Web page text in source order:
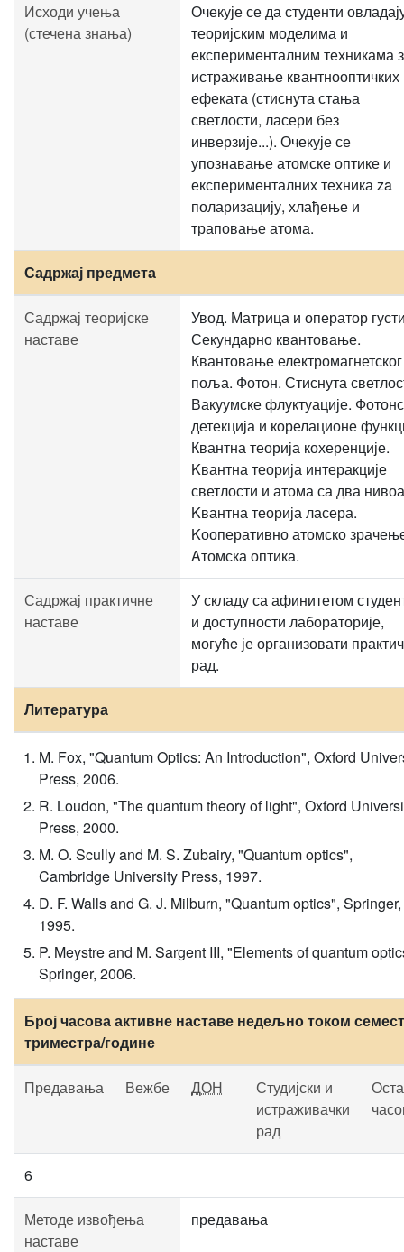
Исходи учења
(стечена знања)
Очекује се да студенти
теоријским моделима и
експерименталним техникама
истраживање квантнооптичких
ефеката (стиснута стања
светлости, ласери без
инверзије...). Очекује се
упознавање атомске оптике и
експерименталних техника za
поларизацију, хлађење и
траповање атома.
Садржај предмета
Садржај теоријске
наставе
Увод. Матрица и оператор
Секундарно квантовање.
Квантовање електромагнетског
поља. Фотон. Стиснута
Вакуумске флуктуације.
детекција и корелационе
Квантна теорија кохеренције.
Kвантна теорија интеракције
светлости и атома са два
Kвантна теорија ласера.
Kооперативно атомско
Aтомска оптика.
Садржај практичне
наставе
У складу са афинитетом
и доступности лабораторије,
могућe је организовати
рад.
Литература
M. Fox, "Quantum Optics: An Introduction", Oxford
Press, 2006.
R. Loudon, "The quantum theory of light", Oxford
Press, 2000.
M. O. Scully and M. S. Zubairy, "Quantum optics",
Cambridge University Press, 1997.
D. F. Walls and G. J. Milburn, "Quantum optics", Springer,
1995.
P. Meystre and M. Sargent III, "Elements of quantum
Springer, 2006.
Број часова активне наставе недељно током
триместра/године
Предавања Вежбе ДОН
Студијски и
истраживачки
рад
6
Методе извођења
наставе
предавања